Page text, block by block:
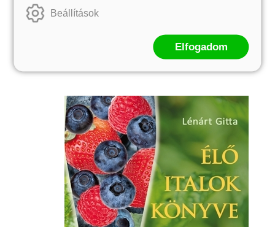
lesz tőle a turmixunk. Váltogassuk az
a zöld levelek, a bennük található hatóanyagok
felhalmozódhatnak a szervezetünkben.
Beállítások
Elfogadom